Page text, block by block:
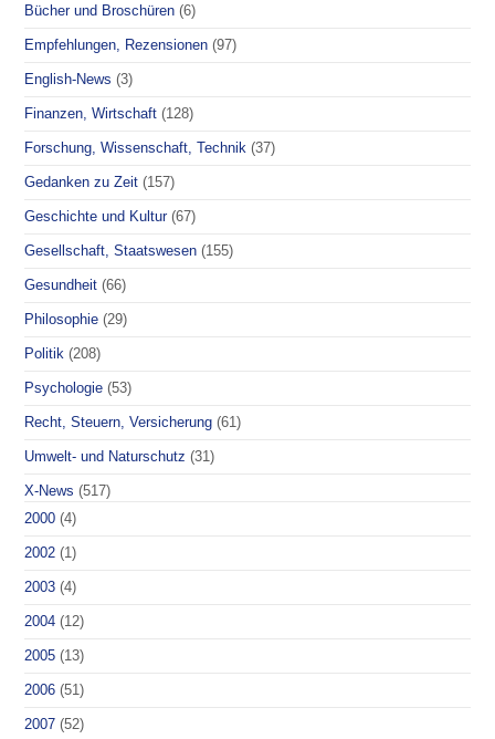
Bücher und Broschüren (6)
Empfehlungen, Rezensionen (97)
English-News (3)
Finanzen, Wirtschaft (128)
Forschung, Wissenschaft, Technik (37)
Gedanken zu Zeit (157)
Geschichte und Kultur (67)
Gesellschaft, Staatswesen (155)
Gesundheit (66)
Philosophie (29)
Politik (208)
Psychologie (53)
Recht, Steuern, Versicherung (61)
Umwelt- und Naturschutz (31)
X-News (517)
2000 (4)
2002 (1)
2003 (4)
2004 (12)
2005 (13)
2006 (51)
2007 (52)